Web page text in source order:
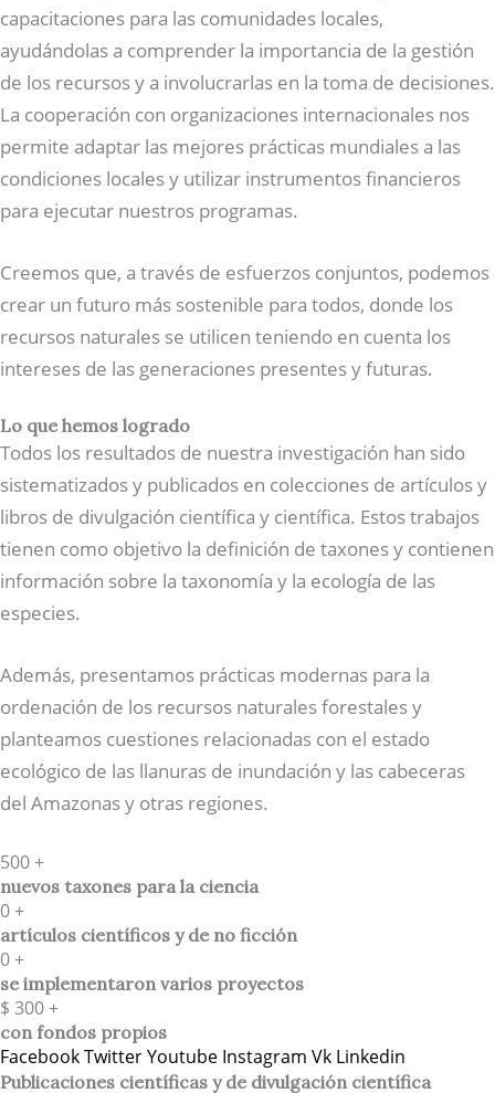
capacitaciones para las comunidades locales,
ayudándolas a comprender la importancia de la gestión
de los recursos y a involucrarlas en la toma de decisiones.
La cooperación con organizaciones internacionales nos
permite adaptar las mejores prácticas mundiales a las
condiciones locales y utilizar instrumentos financieros
para ejecutar nuestros programas.
Creemos que, a través de esfuerzos conjuntos, podemos
crear un futuro más sostenible para todos, donde los
recursos naturales se utilicen teniendo en cuenta los
intereses de las generaciones presentes y futuras.
Lo que hemos logrado
Todos los resultados de nuestra investigación han sido
sistematizados y publicados en colecciones de artículos y
libros de divulgación científica y científica. Estos trabajos
tienen como objetivo la definición de taxones y contienen
información sobre la taxonomía y la ecología de las
especies.
Además, presentamos prácticas modernas para la
ordenación de los recursos naturales forestales y
planteamos cuestiones relacionadas con el estado
ecológico de las llanuras de inundación y las cabeceras
del Amazonas y otras regiones.
500+
nuevos taxones para la ciencia
0+
artículos científicos y de no ficción
0+
se implementaron varios proyectos
$ 300+
con fondos propios
FacebookTwitterYoutube Instagram Vk Linkedin
Publicaciones científicas y de divulgación científica​